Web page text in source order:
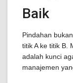
Baik
Pindahan
titik A ke titik B.
adalah kunci
manajemen